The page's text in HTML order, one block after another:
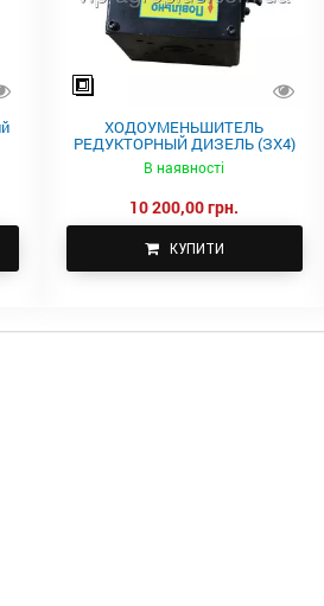
ХОДОУМЕНЬШИТЕЛЬ
РЕДУКТОРНЫЙ ДИЗЕЛЬ (ЗХ4)
В наявності
10 200,00 грн.
КУПИТИ